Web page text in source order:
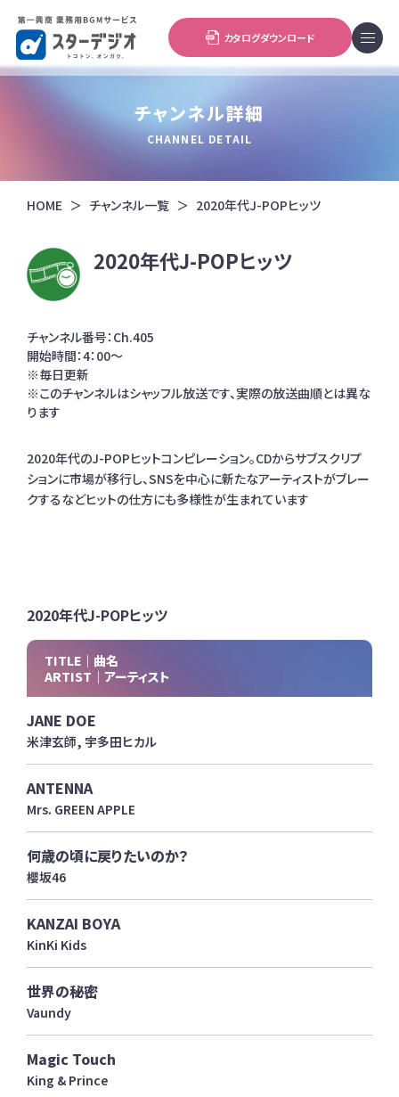
カタログダウンロード
チャンネル詳細
CHANNEL DETAIL
HOME チャンネル一覧 2020年代J-POPヒッツ
2020年代J-POPヒッツ
チャンネル番号：Ch.405
開始時間：4：00～
※毎日更新
※このチャンネルはシャッフル放送です、実際の放送曲順とは異な
ります
2020年代のJ-POPヒットコンピレーション。CDからサブスクリプ
ションに市場が移行し、SNSを中心に新たなアーティストがブレー
クするなどヒットの仕方にも多様性が生まれています
2020年代J-POPヒッツ
TITLE｜曲名
ARTIST｜アーティスト
JANE DOE
米津玄師, 宇多田ヒカル
ANTENNA
Mrs. GREEN APPLE
何歳の頃に戻りたいのか？
櫻坂46
KANZAI BOYA
KinKi Kids
世界の秘密
Vaundy
Magic Touch
King & Prince